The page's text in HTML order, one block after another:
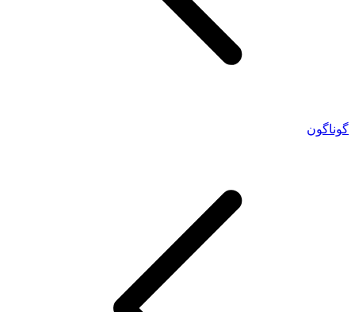
گوناگون